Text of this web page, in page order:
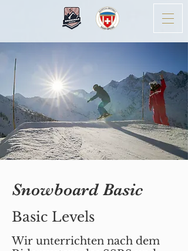
Snowboard Basic
Basic Levels
Wir unterrichten nach dem